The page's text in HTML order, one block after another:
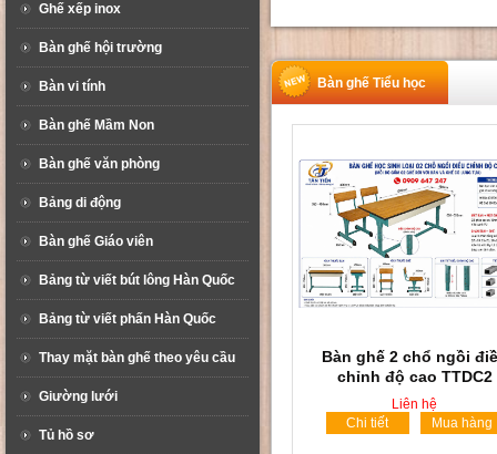
Ghế xếp inox
Bàn ghế hội trường
Bàn vi tính
Bàn ghế Mầm Non
Bàn ghế văn phòng
Bảng di động
Bàn ghế Giáo viên
Bảng từ viết bút lông Hàn Quốc
Bảng từ viết phấn Hàn Quốc
Thay mặt bàn ghế theo yêu cầu
Giường lưới
Tủ hồ sơ
Bàn ghế Tiểu học
Bàn ghế 2 chổ ngồi
chỉnh độ cao TTDC2
Liên hệ
Chi tiết
Mua hàng